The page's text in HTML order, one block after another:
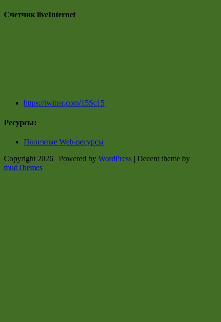
Счетчик liveInternet
https://twitter.com/15Sc15
Ресурсы:
Полезные Web-ресурсы
Copyright 2026 | Powered by WordPress | Decent theme by
mudThemes